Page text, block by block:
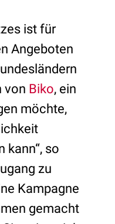
ist für
Angeboten
von Biko, ein
möchte,
kann“, so
zu
Kampagne
gemacht